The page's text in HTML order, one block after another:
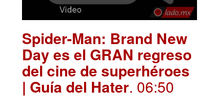
Spider-Man: Brand New
Day es el GRAN regreso
del cine de superhéroes
| Guía del Hater. 06:50